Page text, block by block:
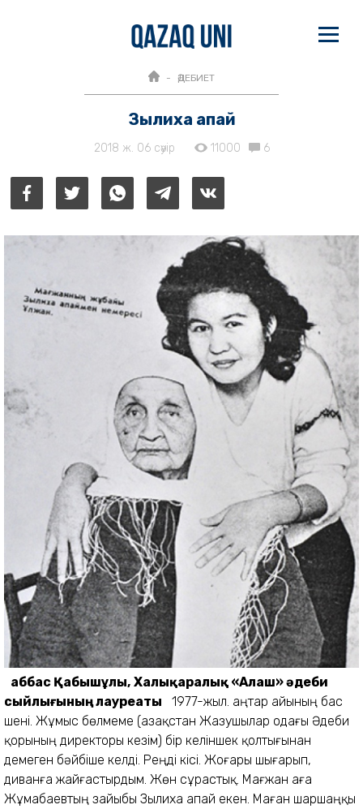
ӘДЕБИЕТ
Зылиха апай
2018 ж. 06 сәуір 11000 6
Ғаббас Қабышұлы, Халықаралық «Алаш» әдеби
сыйлығының лауреаты 1977-жыл. Қаңтар айының бас
шені. Жұмыс бөлмеме (Қазақстан Жазушылар одағы Әдеби
қорының директоры кезім) бір келіншек қолтығынан
демеген бәйбіше келді. Реңді кісі. Жоғары шығарып,
диванға жайғастырдым. Жөн сұрастық. Мағжан аға
Жұмабаевтың зайыбы Зылиха апай екен. Маған шаршаңқы